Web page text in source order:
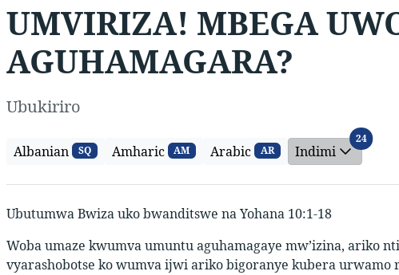
UMVIRIZA! MBEGA
AGUHAMAGARA?
Ubukiriro
Albanian SQ Amharic AM Arabic AR Indimi
24Indimi
Ubutumwa Bwiza uko bwanditswe na Yohana 10:1-18
Woba umaze kwumva umuntu aguhamagaye mw’izina, ariko
vyarashobotse ko wumva ijwi ariko bigoranye kubera